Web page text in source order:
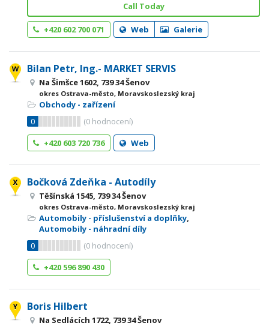
Call Today
+420 602 700 071 Web Galerie
Bilan Petr, Ing.- MARKET SERVIS
Na Šimšce 1602, 739 34 Šenov
okres Ostrava-město, Moravskoslezský kraj
Obchody - zařízení
0
(0 hodnocení)
+420 603 720 736
Web
Bočková Zdeňka - Autodíly
Těšínská 1545, 739 34 Šenov
okres Ostrava-město, Moravskoslezský kraj
Automobily - příslušenství a doplňky,
Automobily - náhradní díly
0
(0 hodnocení)
+420 596 890 430
Boris Hilbert
Na Sedlácích 1722, 739 34 Šenov